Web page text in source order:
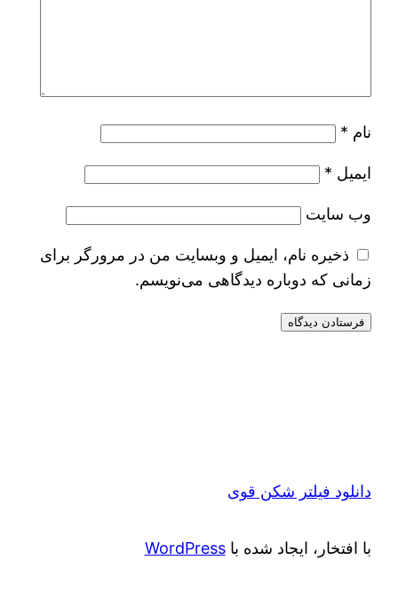
نام *
ایمیل *
وب‌ سایت
ذخیره نام، ایمیل و وبسایت من در مرورگر برای
زمانی که دوباره دیدگاهی می‌نویسم.
دانلود فیلتر شکن قوی
با افتخار، ایجاد شده باWordPress